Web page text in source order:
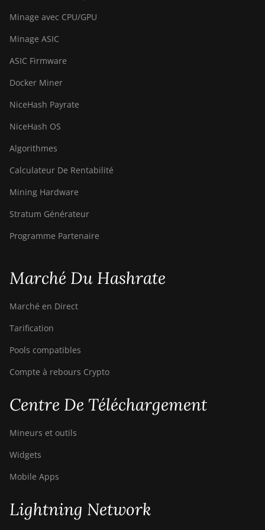
S21 XP+ Hyd
S21+ (216Th)
BITMAIN AntMiner
S21+ Hyd (319Th)
BITMAIN AntMiner
(430Th)
BITMAIN AntMiner
(860Th)
BITMAIN AntMiner
(495Th/s)
S9
S9 SE
BITMAIN AntMiner
BITMAIN AntMiner
S9j
BITMAIN AntMiner
S9k
BITMAIN AntMiner
T17
BITMAIN AntMiner
T17+
Minage avec CPU/GPU
Minage ASIC
ASIC Firmware
Docker Miner
NiceHash Payrate
NiceHash OS
Algorithmes
Calculateur De Rentabilité
Mining Hardware
Stratum Générateur
Programme Partenaire
Marché Du Hashrate
Marché en Direct
Tarification
Pools compatibles
Compte à rebours Crypto
Centre De Téléchargement
Mineurs et outils
Widgets
Mobile Apps
Lightning Network